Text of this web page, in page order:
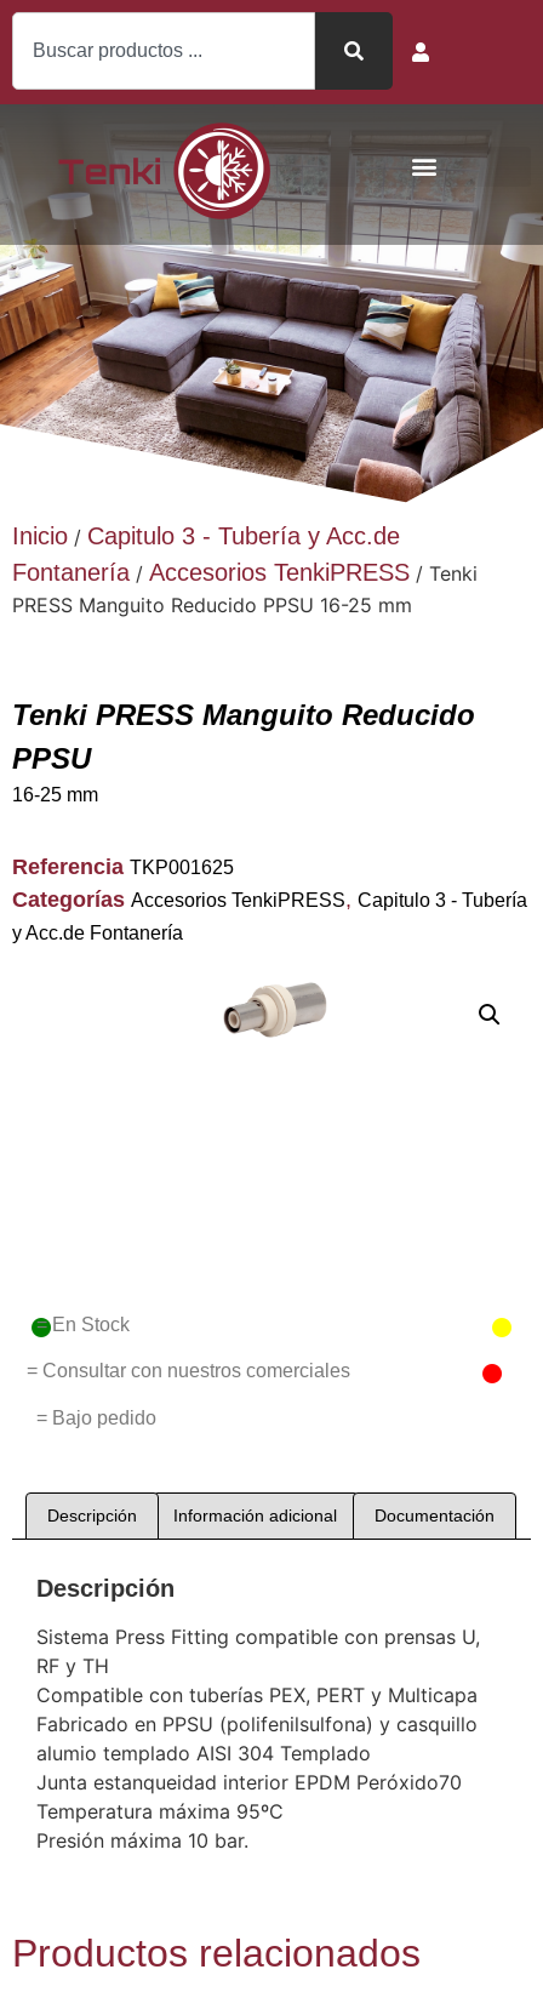
Inicio / Capitulo 3 - Tubería y Acc.de
Fontanería/ Accesorios TenkiPRESS / Tenki
PRESS Manguito Reducido PPSU 16-25 mm
Tenki PRESS Manguito Reducido
PPSU
16-25 mm
Referencia TKP001625
Categorías Accesorios TenkiPRESS, Capitulo 3 - Tubería
y Acc.de Fontanería
= En Stock
= Consultar con nuestros comerciales
= Bajo pedido
Descripción Información adicional Documentación
Descripción
Sistema Press Fitting compatible con prensas U,
RF y TH
Compatible con tuberías PEX, PERT y Multicapa
Fabricado en PPSU (polifenilsulfona) y casquillo
alumio templado AISI 304 Templado
Junta estanqueidad interior EPDM Peróxido70
Temperatura máxima 95ºC
Presión máxima 10 bar.
Productos relacionados